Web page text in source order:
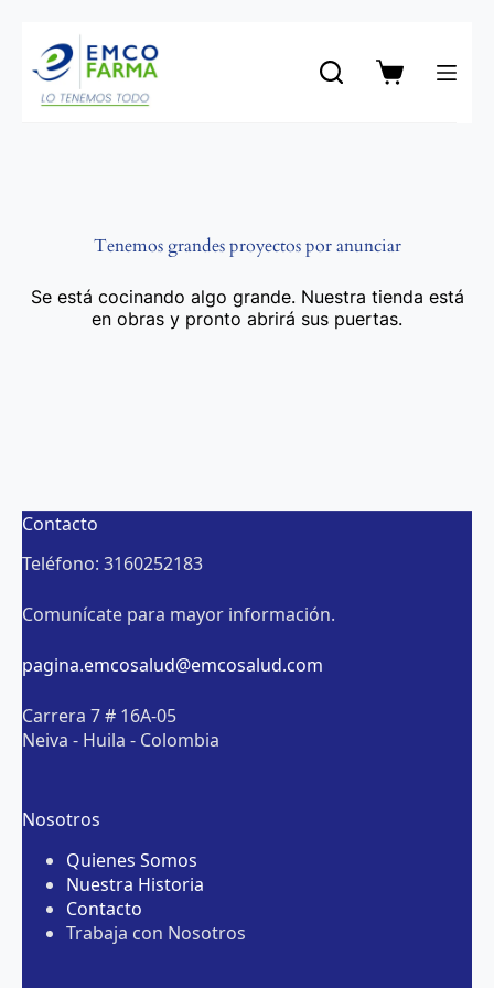
contenido
Carro
Tenemos grandes proyectos por anunciar
Se está cocinando algo grande. Nuestra tienda está
en obras y pronto abrirá sus puertas.
Contacto
Teléfono: 3160252183
Comunícate para mayor información.
pagina.emcosalud@emcosalud.com
Carrera 7 # 16A-05
Neiva - Huila - Colombia
Nosotros
Quienes Somos
Nuestra Historia
Contacto
Trabaja con Nosotros